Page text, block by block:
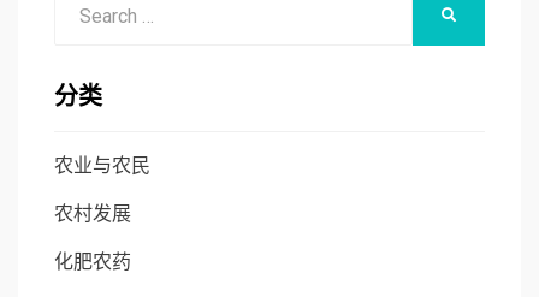
分类
农业与农民
农村发展
化肥农药